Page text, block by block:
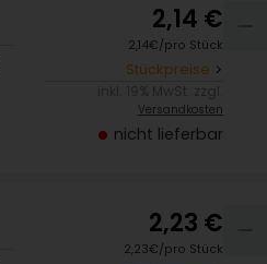
2,14 €
2,14€/pro Stück
Stückpreise
Versandkosten
nicht lieferbar
2,23 €
2,23€/pro Stück